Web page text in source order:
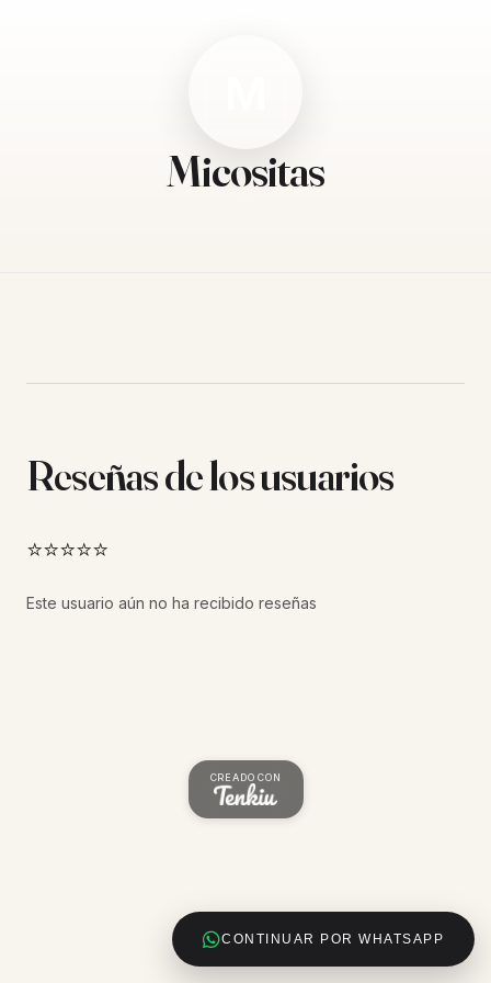
Micositas
CONTINUAR POR WHATSAPP
Reseñas de los usuarios
⭐⭐⭐⭐⭐
Este usuario aún no ha recibido reseñas
CREADO CON